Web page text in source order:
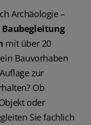
Archäologie –
Baubegleitung
mit über 20
Bauvorhaben
zur
Ob
oder
Sie fachlich